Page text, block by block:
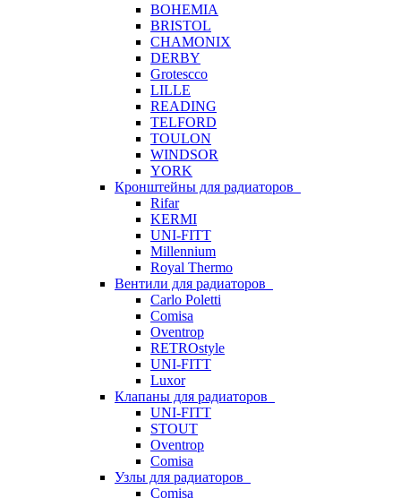
BOHEMIA
BRISTOL
CHAMONIX
DERBY
Grotescco
LILLE
READING
TELFORD
TOULON
WINDSOR
YORK
Кронштейны для радиаторов
Rifar
KERMI
UNI-FITT
Millennium
Royal Thermo
Вентили для радиаторов
Carlo Poletti
Comisa
Oventrop
RETROstyle
UNI-FITT
Luxor
Клапаны для радиаторов
UNI-FITT
STOUT
Oventrop
Comisa
Узлы для радиаторов
Comisa